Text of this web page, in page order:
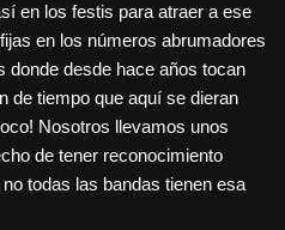
en los festis para atraer a ese
en los números abrumadores
donde desde hace años tocan
de tiempo que aquí se dieran
Nosotros llevamos unos
de tener reconocimiento
todas las bandas tienen esa